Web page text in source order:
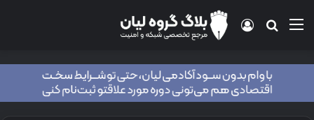
منو جستجو برای
ورود